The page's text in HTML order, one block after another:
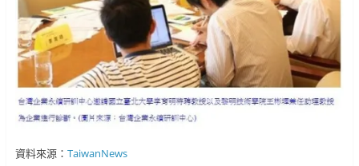
資料來源： TaiwanNews